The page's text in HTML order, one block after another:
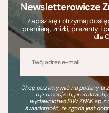
Newsletterowicze
Zapisz się i otrzymaj
premierą, zniżki, prezenty i
dla
Chcę otrzymywać na podany
o promocjach, produktach,
wydawnictwo SIW ZNAK sp. z
świadomość, że zgoda jest